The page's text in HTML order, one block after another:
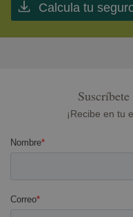
Calcula tu
¡Recibe en tu